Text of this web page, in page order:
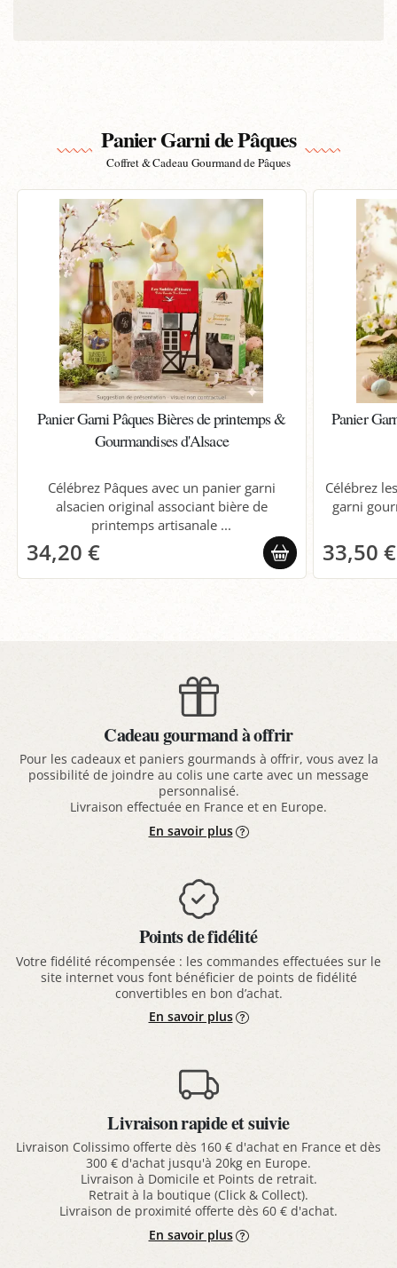
Panier Garni de Pâques
Coffret & Cadeau Gourmand de Pâques
Panier Garni Pâques Bières de printemps &
Gourmandises d'Alsace
Célébrez Pâques avec un panier garni
alsacien original associant bière de
printemps artisanale ...
34,20 €
Panier
Célébrez
garni
33,50 €
Cadeau gourmand à offrir
Pour les cadeaux et paniers gourmands à offrir, vous avez la
possibilité de joindre au colis une carte avec un message
personnalisé.
Livraison effectuée en France et en Europe.
En savoir plus
Points de fidélité
Votre fidélité récompensée : les commandes effectuées sur le
site internet vous font bénéficier de points de fidélité
convertibles en bon d’achat.
En savoir plus
Livraison rapide et suivie
Livraison Colissimo offerte dès 160 € d'achat en France et dès
300 € d'achat jusqu'à 20kg en Europe.
Livraison à Domicile et Points de retrait.
Retrait à la boutique (Click & Collect).
Livraison de proximité offerte dès 60 € d'achat.
En savoir plus